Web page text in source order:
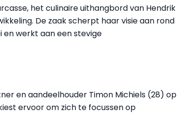
het culinaire uithangbord van Hendrik
De zaak scherpt haar visie aan rond
werkt aan een stevige
en aandeelhouder Timon Michiels (28) op
ervoor om zich te focussen op